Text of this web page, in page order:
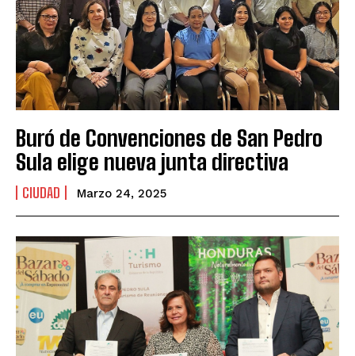
Buró de Convenciones de San Pedro
Sula elige nueva junta directiva
CIUDAD Marzo 24, 2025